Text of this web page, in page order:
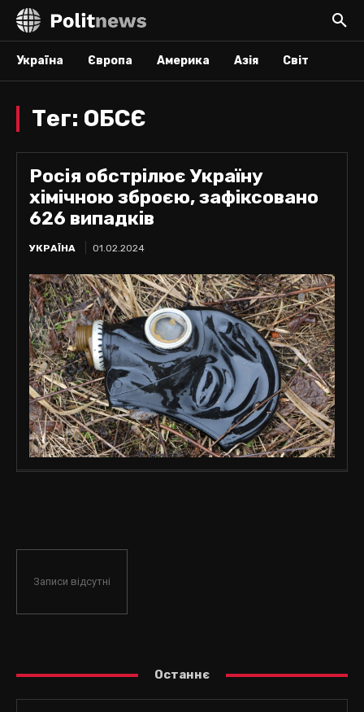
Україна Європа Америка Азія Світ
Тег: ОБСЄ
Росія обстрілює Україну
хімічною зброєю, зафіксовано
626 випадків
УКРАЇНА 01.02.2024
Записи відсутні
Останнє